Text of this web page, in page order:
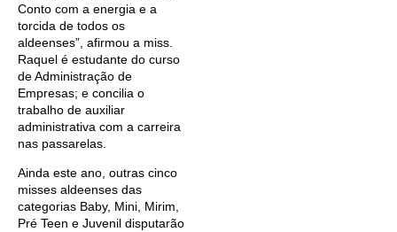
Conto com a energia e a
torcida de todos os
aldeenses”, afirmou a miss.
Raquel é estudante do curso
de Administração de
Empresas; e concilia o
trabalho de auxiliar
administrativa com a carreira
nas passarelas.
Ainda este ano, outras cinco
misses aldeenses das
categorias Baby, Mini, Mirim,
Pré Teen e Juvenil disputarão